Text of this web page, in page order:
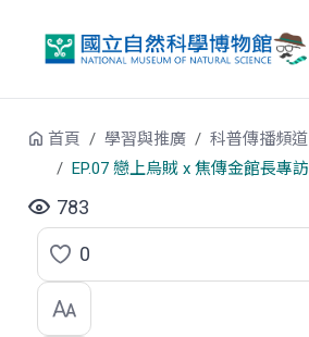
首頁 學習與推廣 科普傳播頻道
EP.07 戀上烏賊 x 焦傳金館長專訪
783
點
選
0